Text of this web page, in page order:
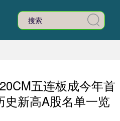
五连板成今年首
史新高A股名单一览